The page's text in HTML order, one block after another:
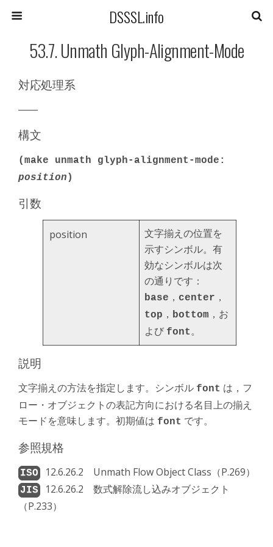
DSSSL.info
53.7. Unmath Glyph-Alignment-Mode
対応処理系
――
構文
(make unmath glyph-alignment-mode:
position )
引数
position
文字揃えの位置を
示すシンボル。有
効なシンボルは次
の通りです：
base ， center ，
top ， bottom ，お
よび font。
説明
文字揃えの方法を指定します。シンボル font は，フ
ロー・オブジェクトの表記方向における名目上の揃え
モードを意味します。初期値は font です。
参照規格
12.6.26.2 Unmath Flow Object Class（P.269）
12.6.26.2 数式解除流し込みオブジェクト
（P.233）